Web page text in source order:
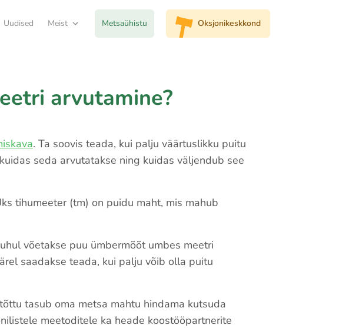
Uudised Meist Metsaühistu Oksjonikeskkond
arvutamine?
. Ta soovis teada, kui palju väärtuslikku puitu
seda arvutatakse ning kuidas väljendub see
tihumeeter (tm) on puidu maht, mis mahub
võetakse puu ümbermõõt umbes meetri
saadakse teada, kui palju võib olla puitu
tasub oma metsa mahtu hindama kutsuda
meetoditele ka heade koostööpartnerite